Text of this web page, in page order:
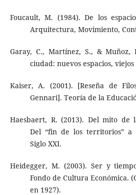
Foucault, M. (1984). De los
Arquitectura, Movimiento,
Garay, C., Martínez, S., & Muñoz,
ciudad: nuevos espacios, viejos
Kaiser, A. (2001). [Reseña de
Gennari]. Teoría de la
Haesbaert, R. (2013). Del mito de
Del “fin de los territorios”
Siglo XXI.
Heidegger, M. (2003). Ser y
Fondo de Cultura Económica.
en 1927).